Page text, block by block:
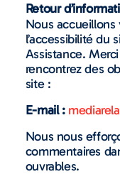
Retour
Nous
l’accessibilité du
Assistance.
rencontrez des
site :
E-mail :
Nous nous
commentaires
ouvrables.